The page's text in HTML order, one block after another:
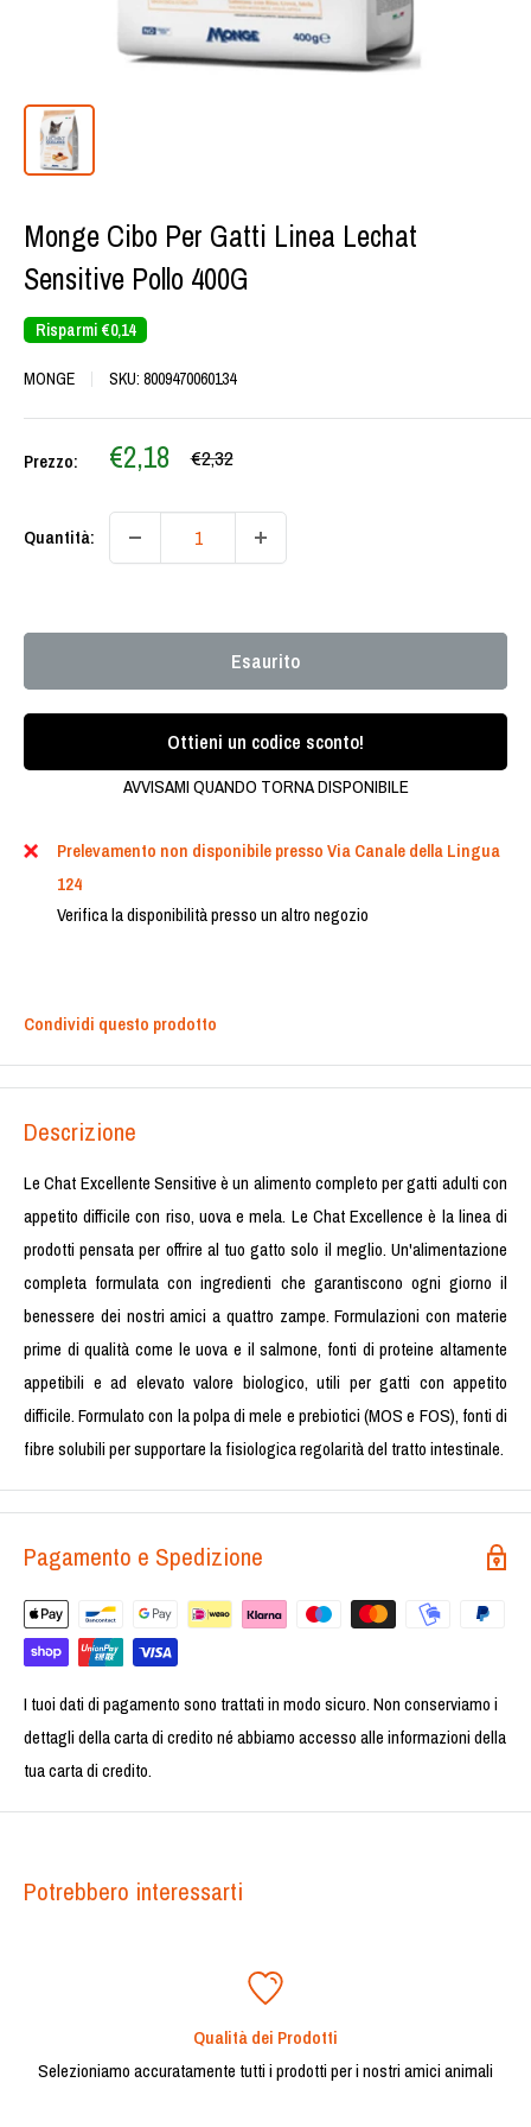
Monge Cibo Per Gatti Linea Lechat
Sensitive Pollo 400G
Risparmi €0,14
MONGE SKU: 8009470060134
Prezzo: Prezzo
scontato
€2,18 Prezzo
€2,32
Quantità:
Esaurito
Ottieni un codice sconto!
AVVISAMI QUANDO TORNA DISPONIBILE
Prelevamento non disponibile presso Via Canale della Lingua
124
Verifica la disponibilità presso un altro negozio
Condividi questo prodotto
Descrizione
Le Chat Excellente Sensitive è un alimento completo per gatti adulti con
appetito difficile con riso, uova e mela. Le Chat Excellence è la linea di
prodotti pensata per offrire al tuo gatto solo il meglio. Un'alimentazione
completa formulata con ingredienti che garantiscono ogni giorno il
benessere dei nostri amici a quattro zampe. Formulazioni con materie
prime di qualità come le uova e il salmone, fonti di proteine altamente
appetibili e ad elevato valore biologico, utili per gatti con appetito
difficile. Formulato con la polpa di mele e prebiotici (MOS e FOS), fonti di
fibre solubili per supportare la fisiologica regolarità del tratto intestinale.
Pagamento e Spedizione
I tuoi dati di pagamento sono trattati in modo sicuro. Non conserviamo i
dettagli della carta di credito né abbiamo accesso alle informazioni della
tua carta di credito.
Potrebbero interessarti
Qualità dei Prodotti
Selezioniamo accuratamente tutti i prodotti per i nostri amici animali